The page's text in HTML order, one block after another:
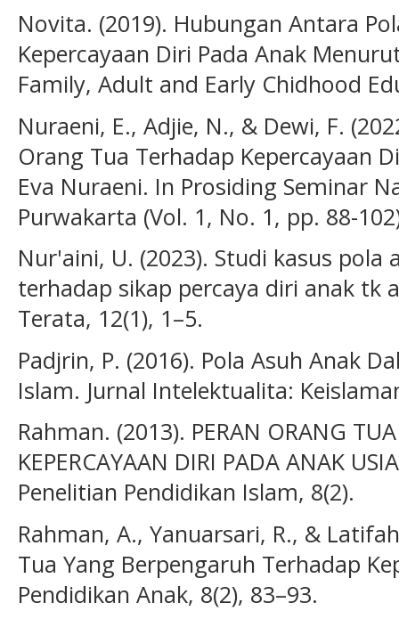
Novita. (2019). Hubungan Antara
Kepercayaan Diri Pada Anak
Family, Adult and Early Chidhood
Nuraeni, E., Adjie, N., & Dewi, F.
Orang Tua Terhadap Kepercayaan
Eva Nuraeni. In Prosiding Seminar
Purwakarta (Vol. 1, No. 1, pp. 88-
Nur'aini, U. (2023). Studi kasus
terhadap sikap percaya diri anak tk
Terata, 12(1), 1–5.
Padjrin, P. (2016). Pola Asuh Anak
Islam. Jurnal Intelektualita:
Rahman. (2013). PERAN ORANG
KEPERCAYAAN DIRI PADA ANAK
Penelitian Pendidikan Islam, 8(2).
Rahman, A., Yanuarsari, R., &
Tua Yang Berpengaruh Terhadap
Pendidikan Anak, 8(2), 83–93.